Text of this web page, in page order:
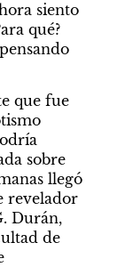
siento
qué?
que fue
sobre
llegó
revelador
Durán,
de